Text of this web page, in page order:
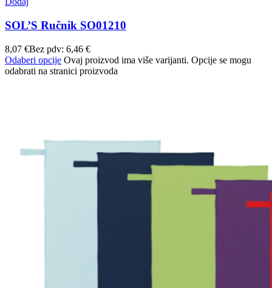
SOL’S Ručnik SO01210
8,07 €Bez pdv: 6,46 €
Odaberi opcije Ovaj proizvod ima više varijanti. Opcije se mogu
odabrati na stranici proizvoda